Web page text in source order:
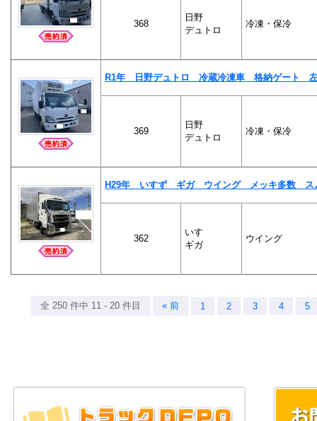
368
日野
デュトロ
冷凍・保冷
R1年 日野デュトロ 冷蔵冷凍車 格納ゲート 左
369
日野
デュトロ
冷凍・保冷
H29年 いすず ギガ ウイング メッキ多数 ス
362
いすゞ
ギガ
ウイング
全 250 件中 11 - 20 件目 « 前 1 2 3 4 5